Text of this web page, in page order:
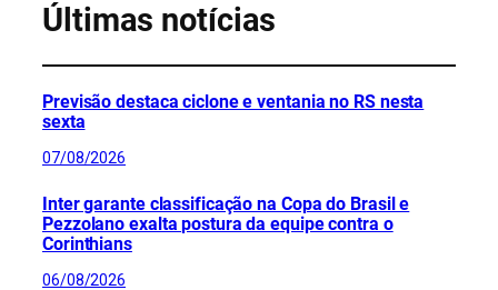
Últimas notícias
Previsão destaca ciclone e ventania no RS nesta
sexta
07/08/2026
Inter garante classificação na Copa do Brasil e
Pezzolano exalta postura da equipe contra o
Corinthians
06/08/2026